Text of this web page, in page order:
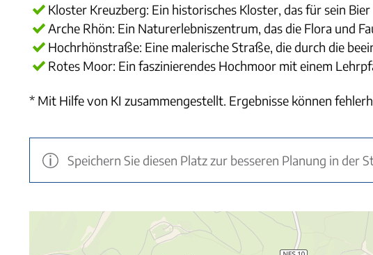
Kloster Kreuzberg: Ein historisches Kloster, das für sein
Arche Rhön: Ein Naturerlebniszentrum, das die Flora und
Hochrhönstraße: Eine malerische Straße, die durch die
Rotes Moor: Ein faszinierendes Hochmoor mit einem
* Mit Hilfe von KI zusammengestellt. Ergebnisse können
Speichern Sie diesen Platz zur besseren Planung in der